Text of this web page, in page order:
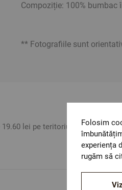
Compoziție: 100% bumbac
** Fotografiile sunt
lei pe teritoriul
Folosim
experiența
rugăm să